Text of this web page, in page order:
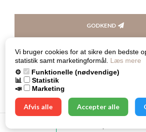
GODKEND
Vi bruger cookies for at sikre den bedste
statistik samt marketingformål. Læs mere
⚙️
Funktionelle (nødvendige)
📊
Statistik
📣
Marketing
Afvis alle Accepter alle